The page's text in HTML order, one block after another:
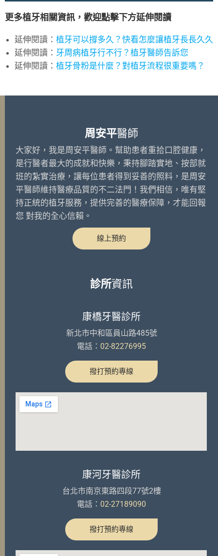
更多植牙相關資訊，歡迎點擊下方延伸閱讀
延伸閱讀： 植牙可以撐多久？快看怎麼讓植牙長長久久
延伸閱讀： 牙周病植牙行不行？植牙醫師告訴您
延伸閱讀： 植牙骨粉是什麼？對植牙流程很重要嗎？
周安平醫師
大家好，我是周安平醫師。幫助患者重拾口腔健康，
是行醫者最大的成就和快樂，秉持腳踏實地、按部就
班的紮實治療，讓每位患者得到妥善的照料，是周安
平醫師維持醫療品質的不二法門！我們相信，唯有堅
持正統的植牙服務，提供完善的醫療保障，才能回報
您 對我的全心信賴。
線上預約
診所資訊
康橋牙醫診所
新北市中和區員山路485號
電話： 02-82276995
撥打預約專線
康河牙醫診所
台北市南京東路四段77號2樓
電話： 02-27189090
撥打預約專線